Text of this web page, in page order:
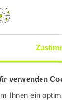
verwenden
Ihnen ein
und
Unsere